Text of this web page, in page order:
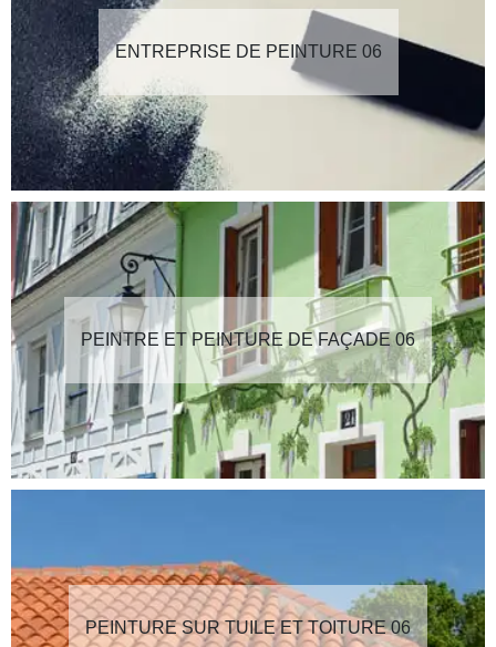
ENTREPRISE DE PEINTURE 06
PEINTRE ET PEINTURE DE FAÇADE 06
PEINTURE SUR TUILE ET TOITURE 06